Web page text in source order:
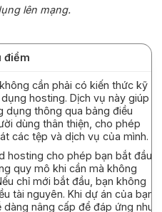
lên mạng.
điểm
cần phải có kiến thức kỹ
hosting. Dịch vụ này giúp
dụng thông qua bảng điều
dùng thân thiện, cho phép
các tệp và dịch vụ của mình.
hosting cho phép bạn bắt đầu
quy mô khi cần mà không
chỉ mới bắt đầu, bạn không
tài nguyên. Khi dự án của bạn
nâng cấp để đáp ứng nhu